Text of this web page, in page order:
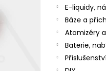
E-liquidy,
Báze a
Atomizéry
Baterie,